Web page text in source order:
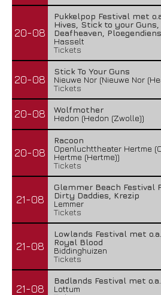
20-08
Pukkelpop Festival met
Hives, Stick to your Guns,
Deafheaven,
Hasselt
Tickets
20-08
Stick To Your Guns
Nieuwe Nor (Nieuwe Nor
Tickets
20-08
Wolfmother
Hedon (Hedon (Zwolle))
20-08
Racoon
Openluchttheater Hertme
Hertme (Hertme))
Tickets
21-08
Glemmer Beach Festival
Dirty Daddies, Krezip
Lemmer
Tickets
21-08
Lowlands Festival met
Royal Blood
Biddinghuizen
Tickets
21-08
Badlands Festival met
Lottum